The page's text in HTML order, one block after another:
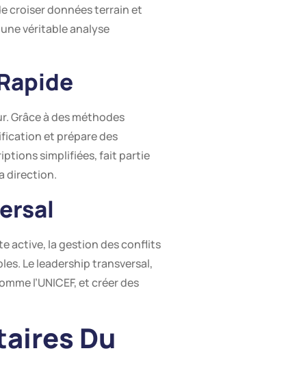
croiser données terrain et
véritable analyse
Grâce à des méthodes
et prépare des
simplifiées, fait partie
direction.
active, la gestion des conflits
Le leadership transversal,
l’UNICEF, et créer des
Du